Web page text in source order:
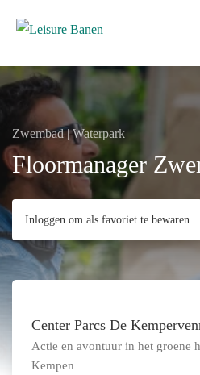
Zwembad | Waterpark
Floormanager
Inloggen om als favoriet te bewaren
Center Parcs De
Actie en avontuur in het groene
Kempen